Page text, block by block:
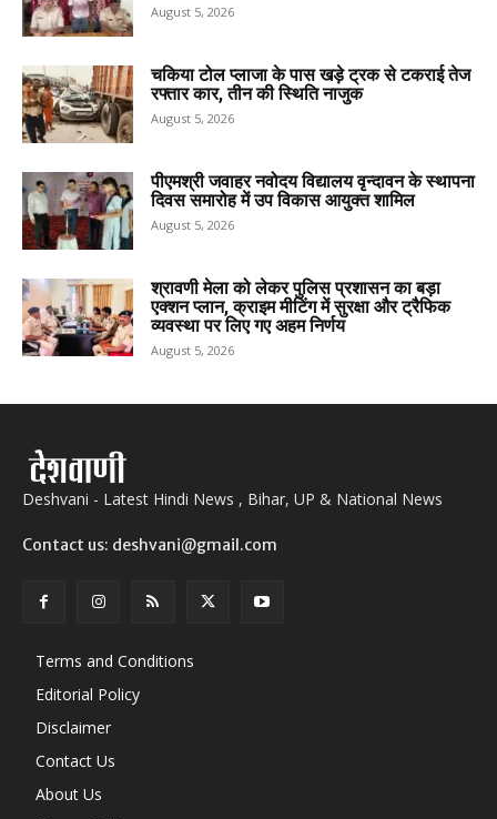
August 5, 2026
चकिया टोल प्लाजा के पास खड़े ट्रक से टकराई तेज
रफ्तार कार, तीन की स्थिति नाजुक
August 5, 2026
पीएमश्री जवाहर नवोदय विद्यालय वृन्दावन के स्थापना
दिवस समारोह में उप विकास आयुक्त शामिल
August 5, 2026
श्रावणी मेला को लेकर पुलिस प्रशासन का बड़ा
एक्शन प्लान, क्राइम मीटिंग में सुरक्षा और ट्रैफिक
व्यवस्था पर लिए गए अहम निर्णय
August 5, 2026
Deshvani - Latest Hindi News , Bihar, UP & National News
Contact us: deshvani@gmail.com
Terms and Conditions
Editorial Policy
Disclaimer
Contact Us
About Us